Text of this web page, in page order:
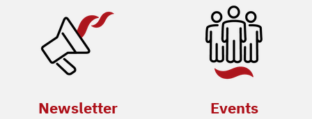
Newsletter Events